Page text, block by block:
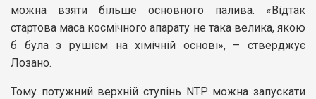
можна взяти більше основного палива. «Відтак
стартова маса космічного апарату не така велика, якою
б була з рушієм на хімічній основі», – стверджує
Лозано.
Тому потужний верхній ступінь NTP можна запускати